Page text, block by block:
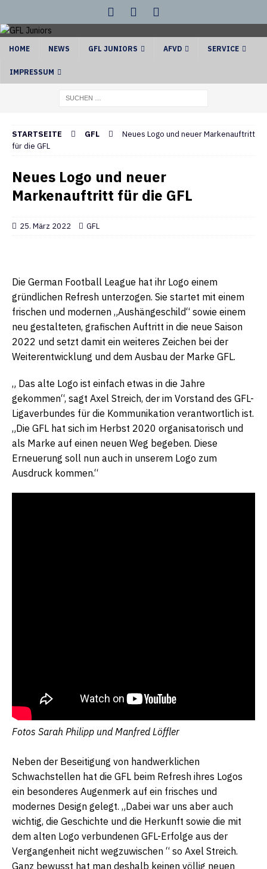
HOME NEWS GFL JUNIORS AFVD SERVICE
IMPRESSUM
STARTSEITE GFL
Neues Logo und neuer Markenauftritt
für die GFL
Neues Logo und neuer
Markenauftritt für die GFL
25. März 2022 GFL
Die German Football League hat ihr Logo einem
gründlichen Refresh unterzogen. Sie startet mit einem
frischen und modernen „Aushängeschild“ sowie einem
neu gestalteten, grafischen Auftritt in die neue Saison
2022 und setzt damit ein weiteres Zeichen bei der
Weiterentwicklung und dem Ausbau der Marke GFL.
„ Das alte Logo ist einfach etwas in die Jahre
gekommen“, sagt Axel Streich, der im Vorstand des GFL-
Ligaverbundes für die Kommunikation verantwortlich ist.
„Die GFL hat sich im Herbst 2020 organisatorisch und
als Marke auf einen neuen Weg begeben. Diese
Erneuerung soll nun auch in unserem Logo zum
Ausdruck kommen.“
Fotos Sarah Philipp und Manfred Löffler
Neben der Beseitigung von handwerklichen
Schwachstellen hat die GFL beim Refresh ihres Logos
ein besonderes Augenmerk auf ein frisches und
modernes Design gelegt. „Dabei war uns aber auch
wichtig, die Geschichte und die Herkunft sowie die mit
dem alten Logo verbundenen GFL-Erfolge aus der
Vergangenheit nicht wegzuwischen “ so Axel Streich.
Ganz bewusst hat man deshalb keinen völlig neuen